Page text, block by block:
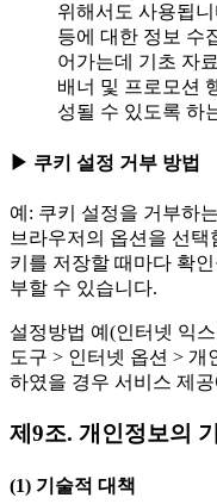
위해서도 사용됩
등에 대한 정보 수
어가는데 기초 자
배너 및 프로모션
성될 수 있도록 하
▶ 쿠키 설정 거부 방법
예: 쿠키 설정을 거부하
브라우저의 옵션을 선
키를 저장할 때마다 확
부할 수 있습니다.
설정방법 예(인터넷 익
도구 > 인터넷 옵션 >
하였을 경우 서비스 제
제9조. 개인정보의
(1) 기술적 대책